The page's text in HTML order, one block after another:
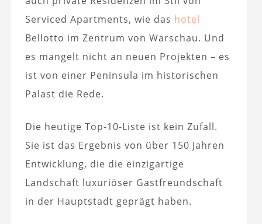
Serviced Apartments, wie das hotel
Bellotto im Zentrum von Warschau. Und
es mangelt nicht an neuen Projekten – es
ist von einer Peninsula im historischen
Palast die Rede.
Die heutige Top-10-Liste ist kein Zufall.
Sie ist das Ergebnis von über 150 Jahren
Entwicklung, die die einzigartige
Landschaft luxuriöser Gastfreundschaft
in der Hauptstadt geprägt haben.